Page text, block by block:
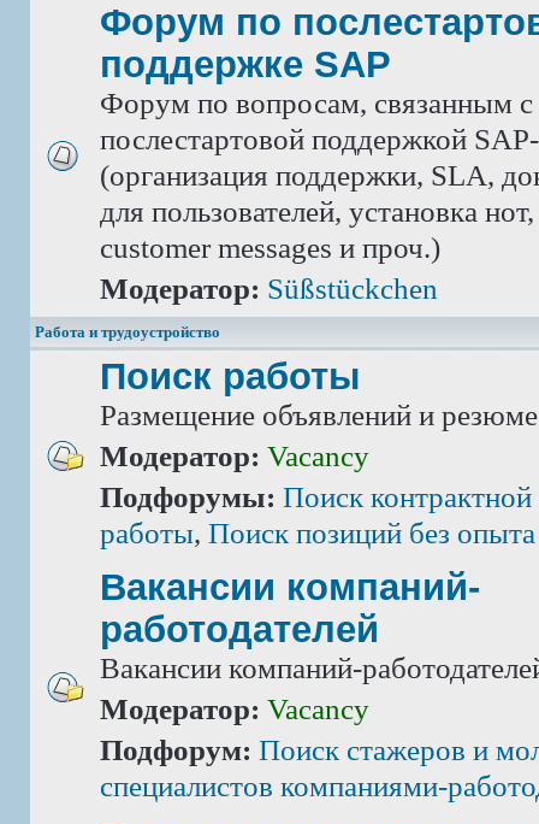
Форум по
поддержке SAP
Форум по вопросам, связанным с
послестартовой поддержкой
(организация поддержки, SLA,
для пользователей, установка
customer messages и проч.)
Модератор: Süßstückchen
Работа и трудоустройство
Поиск работы
Размещение объявлений и резюме
Модератор: Vacancy
Подфорумы: Поиск
работы, Поиск позиций без
Вакансии компаний-
работодателей
Вакансии компаний-
Модератор: Vacancy
Подфорум: Поиск стажеров и
специалистов компаниями-